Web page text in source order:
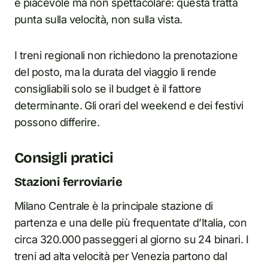
è piacevole ma non spettacolare: questa tratta
punta sulla velocità, non sulla vista.
I treni regionali non richiedono la prenotazione
del posto, ma la durata del viaggio li rende
consigliabili solo se il budget è il fattore
determinante. Gli orari del weekend e dei festivi
possono differire.
Consigli pratici
Stazioni ferroviarie
Milano Centrale è la principale stazione di
partenza e una delle più frequentate d’Italia, con
circa 320.000 passeggeri al giorno su 24 binari. I
treni ad alta velocità per Venezia partono dal